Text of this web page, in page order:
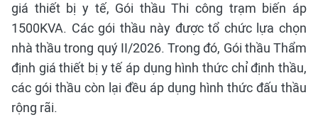
giá thiết bị y tế, Gói thầu Thi công trạm biến áp
1500KVA. Các gói thầu này được tổ chức lựa chọn
nhà thầu trong quý II/2026. Trong đó, Gói thầu Thẩm
định giá thiết bị y tế áp dụng hình thức chỉ định thầu,
các gói thầu còn lại đều áp dụng hình thức đấu thầu
rộng rãi.